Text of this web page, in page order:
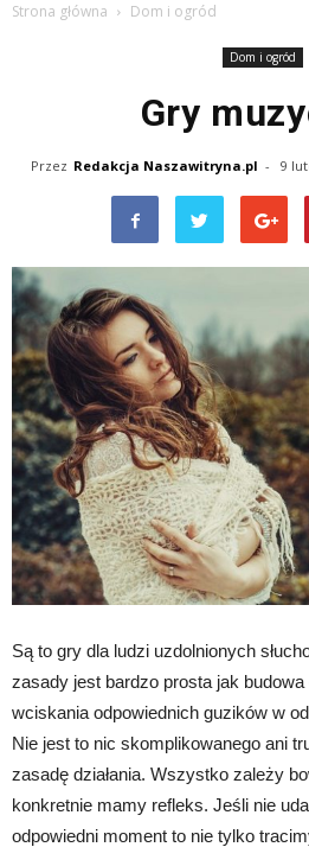
Strona główna Dom i ogród
Dom i ogród
Gry
Przez Redakcja Naszawitryna.pl - 9
Są to gry dla ludzi uzdolnionych
zasady jest bardzo prosta jak
wciskania odpowiednich guzików w
Nie jest to nic skomplikowanego ani
zasadę działania. Wszystko zależy
konkretnie mamy refleks. Jeśli nie
odpowiedni moment to nie tylko